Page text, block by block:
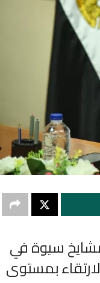
سيوة في
بمستوى